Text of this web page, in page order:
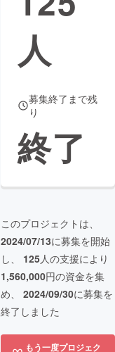
人
募集終了まで残
り
終了
このプロジェクトは、
2024/07/13に募集を開始
し、 125人の支援により
1,560,000円の資金を集
め、 2024/09/30に募集を
終了しました
もう一度プロジェク